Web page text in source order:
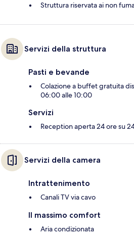
Struttura riservata ai non
Servizi della struttura
Pasti e bevande
Colazione a buffet gratuita
06:00 alle 10:00
Servizi
Reception aperta 24 ore su
Servizi della camera
Intrattenimento
Canali TV via cavo
Il massimo comfort
Aria condizionata